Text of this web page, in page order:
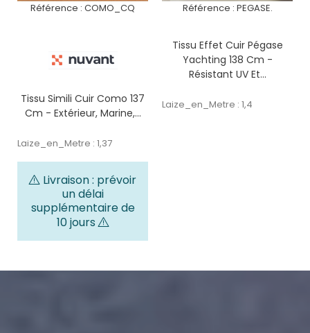
Référence : COMO_CQ
Tissu Simili Cuir Como 137
Cm - Extérieur, Marine,...
Laize_en_Metre : 1,37
Livraison : prévoir
un délai
supplémentaire de
10 jours
Référence : PEGASE.
Tissu Effet Cuir Pégase
Yachting 138 Cm -
Résistant UV Et...
Laize_en_Metre : 1,4